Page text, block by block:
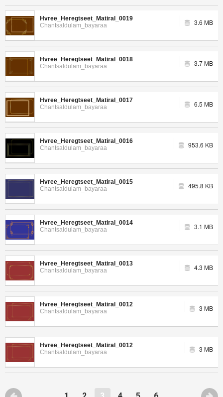
Hvree_Heregtseet_Matiral_0019
Chantsaldulam_bayaraa
3.6 MB
Hvree_Heregtseet_Matiral_0018
Chantsaldulam_bayaraa
3.7 MB
Hvree_Heregtseet_Matiral_0017
Chantsaldulam_bayaraa
6.5 MB
Hvree_Heregtseet_Matiral_0016
Chantsaldulam_bayaraa
953.6 KB
Hvree_Heregtseet_Matiral_0015
Chantsaldulam_bayaraa
495.8 KB
Hvree_Heregtseet_Matiral_0014
Chantsaldulam_bayaraa
3.1 MB
Hvree_Heregtseet_Matiral_0013
Chantsaldulam_bayaraa
4.3 MB
Hvree_Heregtseet_Matiral_0012
Chantsaldulam_bayaraa
3 MB
Hvree_Heregtseet_Matiral_0012
Chantsaldulam_bayaraa
3 MB